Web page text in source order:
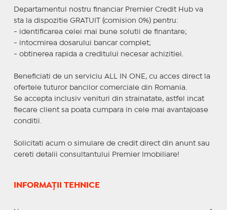
Departamentul nostru financiar Premier Credit Hub va
sta la dispozitie GRATUIT (comision 0%) pentru:
- identificarea celei mai bune solutii de finantare;
- intocmirea dosarului bancar complet;
- obtinerea rapida a creditului necesar achizitiei.
Beneficiati de un serviciu ALL IN ONE, cu acces direct la
ofertele tuturor bancilor comerciale din Romania.
Se accepta inclusiv venituri din strainatate, astfel incat
fiecare client sa poata cumpara in cele mai avantajoase
conditii.
Solicitati acum o simulare de credit direct din anunt sau
cereti detalii consultantului Premier Imobiliare!
INFORMAȚII TEHNICE